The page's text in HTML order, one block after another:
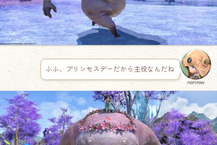
ふふ、プリンセスデーだから主役なんだね
norirow